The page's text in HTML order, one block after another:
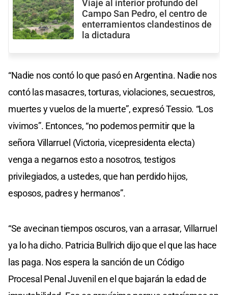
Viaje al interior profundo del
Campo San Pedro, el centro de
enterramientos clandestinos de
la dictadura
“Nadie nos contó lo que pasó en Argentina. Nadie nos
contó las masacres, torturas, violaciones, secuestros,
muertes y vuelos de la muerte”, expresó Tessio. “Los
vivimos”. Entonces, “no podemos permitir que la
señora Villarruel (Victoria, vicepresidenta electa)
venga a negarnos esto a nosotros, testigos
privilegiados, a ustedes, que han perdido hijos,
esposos, padres y hermanos”.
“Se avecinan tiempos oscuros, van a arrasar, Villarruel
ya lo ha dicho. Patricia Bullrich dijo que el que las hace
las paga. Nos espera la sanción de un Código
Procesal Penal Juvenil en el que bajarán la edad de